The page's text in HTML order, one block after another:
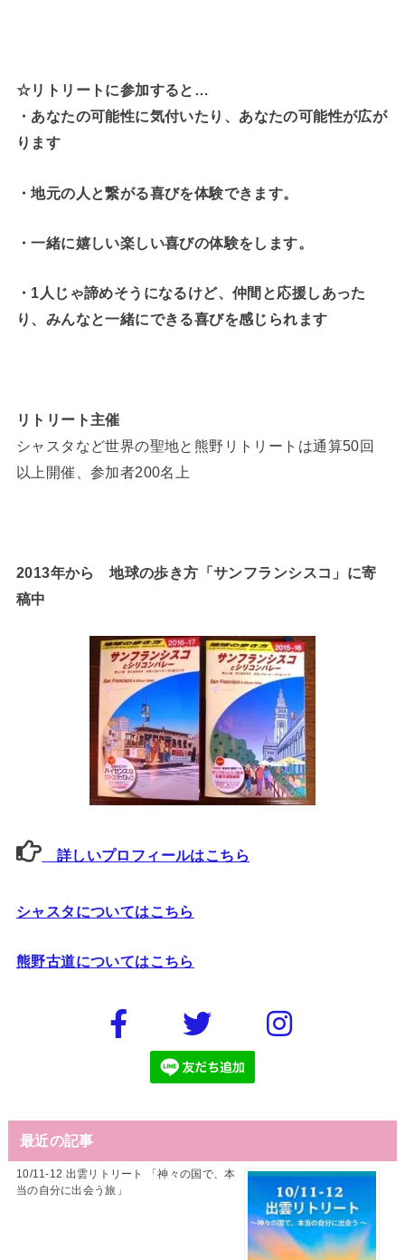
☆リトリートに参加すると…
・ あなたの可能性に気付いたり、あなたの可能性が広が
ります
・地元の人と繋がる喜びを体験できます。
・一緒に嬉しい楽しい喜びの体験をします。
・1人じゃ諦めそうになるけど、仲間と応援しあった
り、みんなと一緒にできる喜びを感じられます
リトリート主催
シャスタなど世界の聖地と熊野リトリートは通算50回
以上開催、参加者200名上
2013年から 地球の歩き方「サンフランシスコ」に寄
稿中
詳しいプロフィールはこちら
シャスタについてはこちら
熊野古道についてはこちら
最近の記事
10/11-12 出雲リトリート 「神々の国で、本
当の自分に出会う旅」